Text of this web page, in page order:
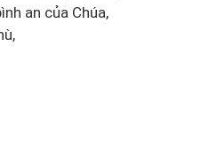
an của Chúa,